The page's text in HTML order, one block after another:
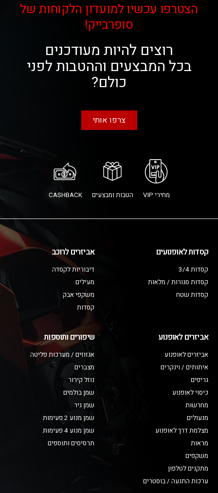
הצטרפו עכשיו למועדון הלקוחות של
סופרבייק!
רוצים להיות מעודכנים
בכל המבצעים וההטבות לפני
כולם?
צרפו אותי
מחירי VIP הטבות ומבצעים CASHBACK
קסדות לאופנועים
קסדות 3/4
קסדות סגורות / מלאות
קסדות שטח
אביזרים לרוכב
דיבוריות לקסדה
מעילים
משקפי אבק
קסדות
אביזרים לאופנוע
אביזרים לאופנוע
איתותים / וינקרים
גריפים
כיסוי לאופנוע
מחרשות
מנעולים
מצלמת דרך לאופנוע
מראות
משקפים
מתקנים לטלפון
ערכות התנעה / בוסטרים
שיפורים ותוספות
אגזוזים / מערכות פליטה
מצברים
נוזל קירור
שמן בולמים
שמן גיר
שמן מנוע 2 פעימות
שמן מנוע 4 פעימות
תרסיסים ותוספים